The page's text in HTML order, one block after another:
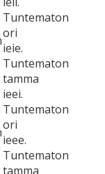
Tuntematon
ori
ieie.
Tuntematon
tamma
ieei.
Tuntematon
ori
ieee.
Tuntematon
tamma